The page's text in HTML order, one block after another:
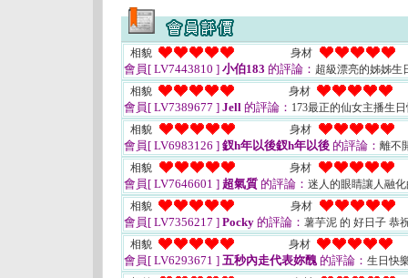
相貌 身材
會員[ LV7443810 ] 小伯183 的評論： 超級漂亮的姊姊生
相貌
身材
會員[ LV7389677 ] Jell 的評論： 173最正的仙女主播生
相貌
身材
會員[ LV6983126 ] 釵h年以後釵h年以後 的評論： 離不
相貌
身材
會員[ LV7646601 ] 超氣質 的評論： 迷人的眼睛讓人融
相貌
身材
會員[ LV7356217 ] Pocky 的評論： 薯芋泥 的 好日子 恭
相貌
身材
會員[ LV6293671 ] 五秒內走代表妳醜的評論： 生日快